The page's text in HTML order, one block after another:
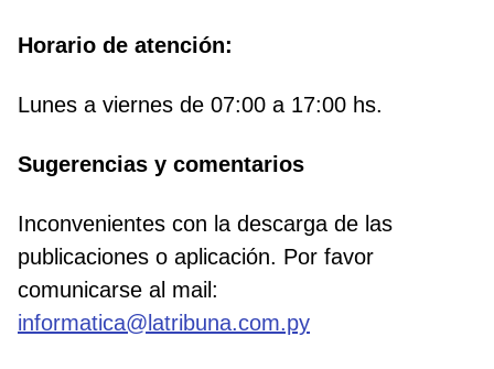
Horario de atención:
Lunes a viernes de 07:00 a 17:00 hs.
Sugerencias y comentarios
Inconvenientes con la descarga de las
publicaciones o aplicación. Por favor
comunicarse al mail:
informatica@latribuna.com.py